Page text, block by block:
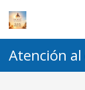
Atención